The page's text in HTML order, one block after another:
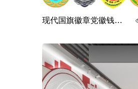
现代国旗徽章党徽钱币标志牌子勋章